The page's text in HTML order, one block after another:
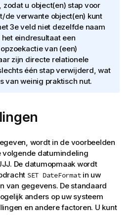
zodat u object(en) stap voor
de verwante object(en) kunt
3e veld niet dezelfde naam
eindresultaat een
van (een)
zijn directe relationele
één stap verwijderd, wat
van weinig praktisch nut.
wordt in de voorbeelden
volgende datumindeling
De datumopmaak wordt
SET DateFormatin uw
van gegevens. De standaard
anders op uw systeem
en andere factoren. U kunt